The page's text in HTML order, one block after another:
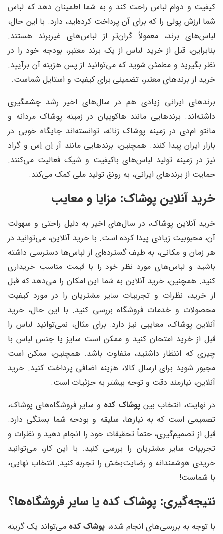
کیفیت و دوام لباس راحت کند و به شما اطمینان دهد که لباس
شما ارزش پولی را که برای آن پرداخت کرده‌اید، دارد. با این حال،
لباس‌های برند، معمولاً گران‌تر از لباس‌های غیربرند هستند.
بنابراین، قبل از خرید لباس از یک برند معتبر، بودجه خود را در
نظر بگیرید و مطمئن شوید که می‌توانید از پس هزینه آن برآیید.
خرید از برندهای معتبر، تضمینی برای کیفیت و استایل شماست.
برندهای ایرانی زیادی هم در سال‌های اخیر رشد چشمگیری
داشته‌اند. برندهایی مانند هاکوپیان در زمینه پوشاک مردانه و
مانتو ام‌دی در زمینه پوشاک زنانه، توانسته‌اند جایگاه خوبی در
بازار ایران پیدا کنند. همچنین، برندهایی مانند آر اِن اِس و گراد
نیز در زمینه تولید لباس‌های باکیفیت و شیک فعالیت می‌کنند.
حمایت از برندهای ایرانی، به رونق تولید ملی کمک می‌کند.
خرید آنلاین پوشاک: مزایا و معایب
خرید آنلاین پوشاک، در سال‌های اخیر به دلیل راحتی و سهولت
آن، محبوبیت زیادی پیدا کرده است. با خرید آنلاین، می‌توانید در
هر زمان و مکانی، به طیف گسترده‌ای از لباس‌ها دسترسی داشته
باشید و لباس‌های مورد نظر خود را با قیمت مناسب خریداری
کنید. همچنین، خرید آنلاین به شما این امکان را می‌دهد که قبل
از خرید، نظرات و تجربیات سایر مشتریان را در مورد کیفیت
محصولات و خدمات فروشگاه بررسی کنید. با این حال، خرید
آنلاین پوشاک، معایبی نیز دارد. برای مثال، نمی‌توانید لباس را
قبل از خرید امتحان کنید و ممکن است سایز یا جنس لباس با
چیزی که انتظار داشتید، متفاوت باشد. همچنین، ممکن است
مجبور شوید برای ارسال کالا، هزینه اضافی پرداخت کنید. خرید
آنلاین، نیازمند دقت و توجه بیشتر به جزئیات است.
در نهایت، انتخاب بینپوشاک کده و سایر فروشگاه‌های پوشاک،
تصمیمی است که به نیازها، سلیقه و بودجه شما بستگی دارد.
قبل از تصمیم‌گیری، حتماً تحقیقات خود را انجام دهید و نظرات و
تجربیات سایر مشتریان را بررسی کنید. با این کار، می‌توانید
خریدی هوشمندانه و رضایت‌بخش را تجربه کنید. انتخاب نهایی،
با شماست!
نتیجه‌گیری: پوشاک کده یا سایر فروشگاه‌ها؟
با توجه به بررسی‌های انجام شده، پوشاک کده می‌تواند یک گزینه